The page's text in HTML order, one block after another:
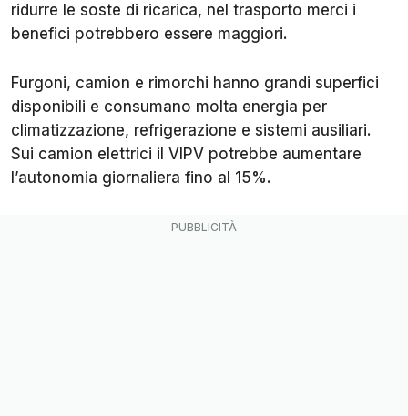
ridurre le soste di ricarica, nel trasporto merci i
benefici potrebbero essere maggiori.
Furgoni, camion e rimorchi hanno grandi superfici
disponibili e consumano molta energia per
climatizzazione, refrigerazione e sistemi ausiliari.
Sui camion elettrici il VIPV potrebbe aumentare
l’autonomia giornaliera fino al 15%.